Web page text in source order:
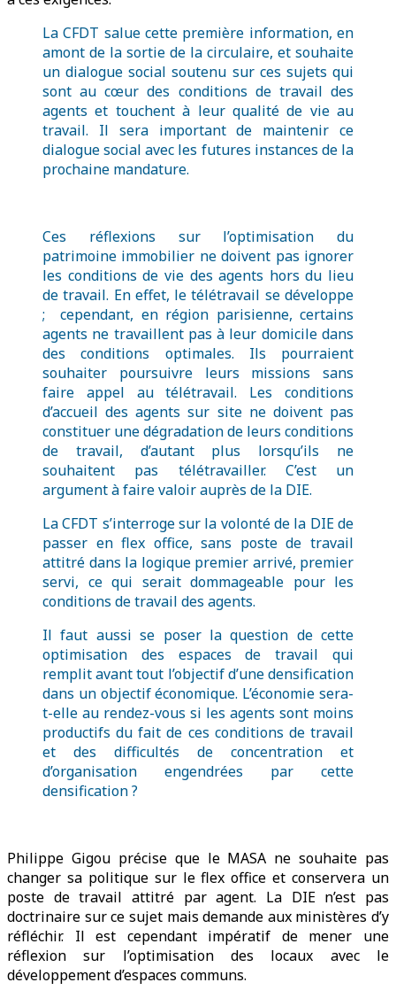
La CFDT salue cette première information, en
amont de la sortie de la circulaire, et souhaite
un dialogue social soutenu sur ces sujets qui
sont au cœur des conditions de travail des
agents et touchent à leur qualité de vie au
travail. Il sera important de maintenir ce
dialogue social avec les futures instances de la
prochaine mandature.
Ces réflexions sur l’optimisation du
patrimoine immobilier ne doivent pas ignorer
les conditions de vie des agents hors du lieu
de travail. En effet, le télétravail se développe
; cependant, en région parisienne, certains
agents ne travaillent pas à leur domicile dans
des conditions optimales. Ils pourraient
souhaiter poursuivre leurs missions sans
faire appel au télétravail. Les conditions
d’accueil des agents sur site ne doivent pas
constituer une dégradation de leurs conditions
de travail, d’autant plus lorsqu’ils ne
souhaitent pas télétravailler. C’est un
argument à faire valoir auprès de la DIE.
La CFDT s’interroge sur la volonté de la DIE de
passer en flex office, sans poste de travail
attitré dans la logique premier arrivé, premier
servi, ce qui serait dommageable pour les
conditions de travail des agents.
Il faut aussi se poser la question de cette
optimisation des espaces de travail qui
remplit avant tout l’objectif d’une densification
dans un objectif économique. L’économie sera-
t-elle au rendez-vous si les agents sont moins
productifs du fait de ces conditions de travail
et des difficultés de concentration et
d’organisation engendrées par cette
densification ?
Philippe Gigou précise que le MASA ne souhaite pas
changer sa politique sur le flex office et conservera un
poste de travail attitré par agent. La DIE n’est pas
doctrinaire sur ce sujet mais demande aux ministères d’y
réfléchir. Il est cependant impératif de mener une
réflexion sur l’optimisation des locaux avec le
développement d’espaces communs.